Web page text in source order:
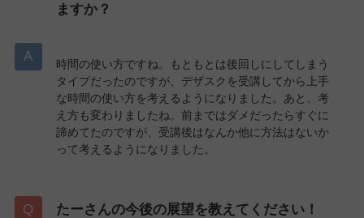
ますか？
時間の使い方ですね。もともとは後回しにしてしまう
タイプだったのですが、デザスクを受講してから上手
な時間の使い方を考えるようになりました。あと、考
え方も変わりましたね。前まではダメだったらすぐに
諦めてたのですが、受講後はなんか他に方法はないか
って考えるようになりました。
たーさんの今後の展望を教えてください！